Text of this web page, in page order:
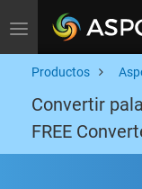
Toggle navigation
Productos
Convertir
FREE